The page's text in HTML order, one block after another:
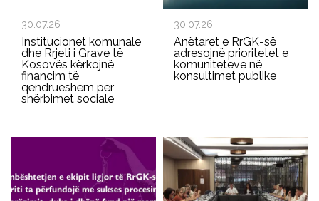
30.07.26
Institucionet komunale
dhe Rrjeti i Grave të
Kosovës kërkojnë
financim të
qëndrueshëm për
shërbimet sociale
30.07.26
Anëtaret e RrGK-së
adresojnë prioritetet e
komuniteteve në
konsultimet publike